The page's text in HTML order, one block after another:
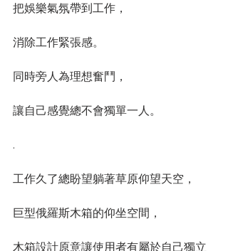
把娛樂氣氛帶到工作，
消除工作緊張感。
同時旁人為理想奮鬥，
讓自己感覺總不會獨單一人。
.
工作久了總盼望躺著草原仰望天空，
巨型俄羅斯木箱的仰坐空間，
木箱設計原意讓使用者有屬於自己獨立